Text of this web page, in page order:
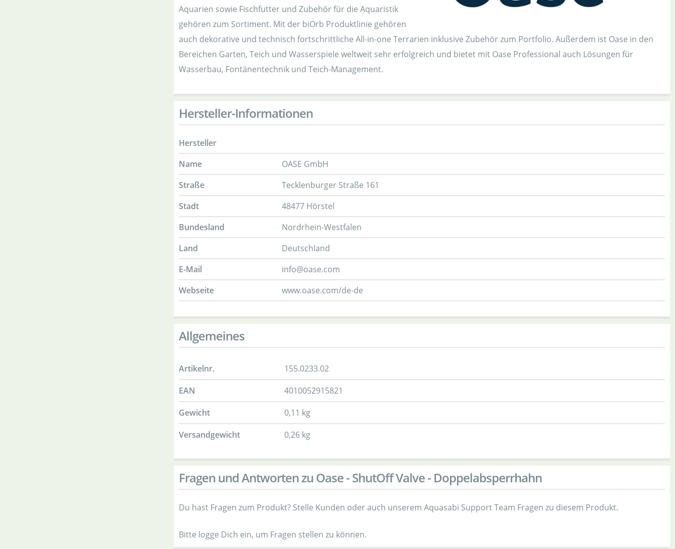
Aquarien sowie Fischfutter und Zubehör für die Aquaristik
gehören zum Sortiment. Mit der biOrb Produktlinie gehören
auch dekorative und technisch fortschrittliche All-in-one Terrarien inklusive Zubehör zum Portfolio. Außerdem ist Oase in den
Bereichen Garten, Teich und Wasserspiele weltweit sehr erfolgreich und bietet mit Oase Professional auch Lösungen für
Wasserbau, Fontänentechnik und Teich-Management.
Hersteller-Informationen
Hersteller
Name
OASE GmbH
Straße
Tecklenburger Straße 161
Stadt
48477 Hörstel
Bundesland
Nordrhein-Westfalen
Land
Deutschland
E-Mail
info@oase.com
Webseite
www.oase.com/de-de
Allgemeines
Artikelnr.
155.0233.02
EAN
4010052915821
Gewicht
0,11 kg
Versandgewicht
0,26 kg
Fragen und Antworten zu Oase - ShutOff Valve - Doppelabsperrhahn
Du hast Fragen zum Produkt? Stelle Kunden oder auch unserem Aquasabi Support Team Fragen zu diesem Produkt.
Bitte logge Dich ein, um Fragen stellen zu können.